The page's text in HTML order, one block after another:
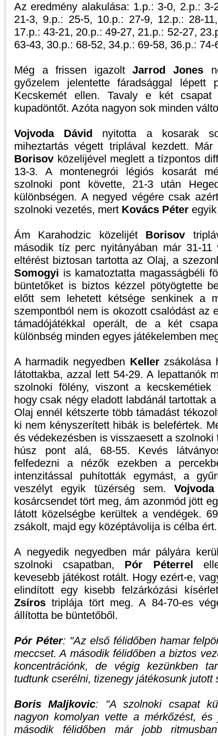
Az eredmény alakulása: 1.p.: 3-0, 2.p.:
21-3, 9.p.: 25-5, 10.p.: 27-9, 12.p.: 28-
17.p.: 43-21, 20.p.: 49-27, 21.p.: 52-27,
63-43, 30.p.: 68-52, 34.p.: 69-58, 36.p.:
Még a frissen igazoltJarrod Jones
győzelem jelentette fáradsággal
Kecskemét ellen. Tavaly e két
kupadöntőt. Azóta nagyon sok minden
Vojvoda Dávid nyitotta a kosarak
miheztartás végett triplával kezdett.
Borisov közelijével meglett a tízpontos
13-3. A montenegrói légiós kosarát
szolnoki pont követte, 21-3 után
különbségen. A negyed végére csak
szolnoki vezetés, mert Kovács Péter
Ám Karahodzic közelijét Borisov
második tíz perc nyitányában már 31-
eltérést biztosan tartotta az Olaj, a
Somogyi is kamatoztatta magasságbéli
büntetőket is biztos kézzel pötyögtette
előtt sem lehetett kétsége senkinek a
szempontból nem is okozott csalódást az
támadójátékkal operált, de a két
különbség minden egyes játékelemben
A harmadik negyedben Kellerzsákolása
látottakba, azzal lett 54-29. A lepattanók
szolnoki fölény, viszont a kecskemétiek
hogy csak négy eladott labdánál tartottak
Olaj ennél kétszerte több támadást
ki nem kényszerített hibák is belefértek.
és védekezésben is visszaesett a
húsz pont alá, 68-55. Kevés
felfedezni a nézők ezekben a
intenzitással puhították egymást, a
veszélyt egyik tüzérség sem.Vojvoda
kosárcsendet tört meg, ám azonmód jött
látott közelségbe kerültek a vendégek.
zsákolt, majd egy középtávolija is célba ért.
A negyedik negyedben már pályára
szolnoki csapatban, Pór Péterrel
kevesebb játékost rotált. Hogy ezért-e,
elindított egy kisebb felzárkózási
Zsíros triplája tört meg. A 84-70-es
állította be büntetőből.
Pór Péter:
Az első félidőben hamar
meccset. A második félidőben a biztos
koncentrációnk, de végig kezünkben
tudtunk cserélni, tizenegy játékosunk jutott
Boris Maljkovic:
A szolnoki csapat
nagyon komolyan vette a mérkőzést,
második félidőben már jobb